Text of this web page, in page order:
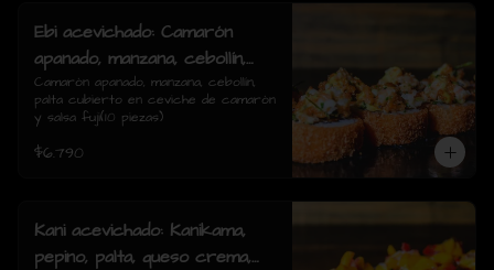
Ebi acevichado: Camarón
apanado, manzana, cebollín,
palta cubierto en ceviche de
camarón y salsa fuji(10
Camarón apanado, manzana, cebollín,
palta cubierto en ceviche de camarón
y salsa fuji(10 piezas)
$6.790
Kani acevichado: Kanikama,
pepino, palta, queso crema,